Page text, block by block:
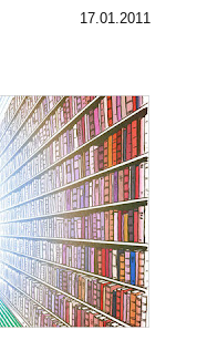
17.01.2011